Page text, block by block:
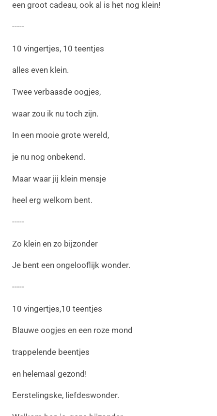
een groot cadeau, ook al is het nog klein!
-----
10 vingertjes, 10 teentjes
alles even klein.
Twee verbaasde oogjes,
waar zou ik nu toch zijn.
In een mooie grote wereld,
je nu nog onbekend.
Maar waar jij klein mensje
heel erg welkom bent.
-----
Zo klein en zo bijzonder
Je bent een ongelooflijk wonder.
-----
10 vingertjes,10 teentjes
Blauwe oogjes en een roze mond
trappelende beentjes
en helemaal gezond!
Eerstelingske, liefdeswonder.